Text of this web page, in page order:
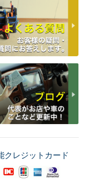
クレジットカード